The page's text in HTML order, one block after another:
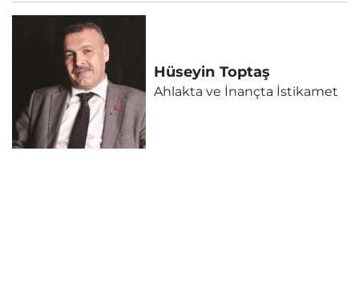
Hüseyin Toptaş
Ahlakta ve İnançta İstikamet